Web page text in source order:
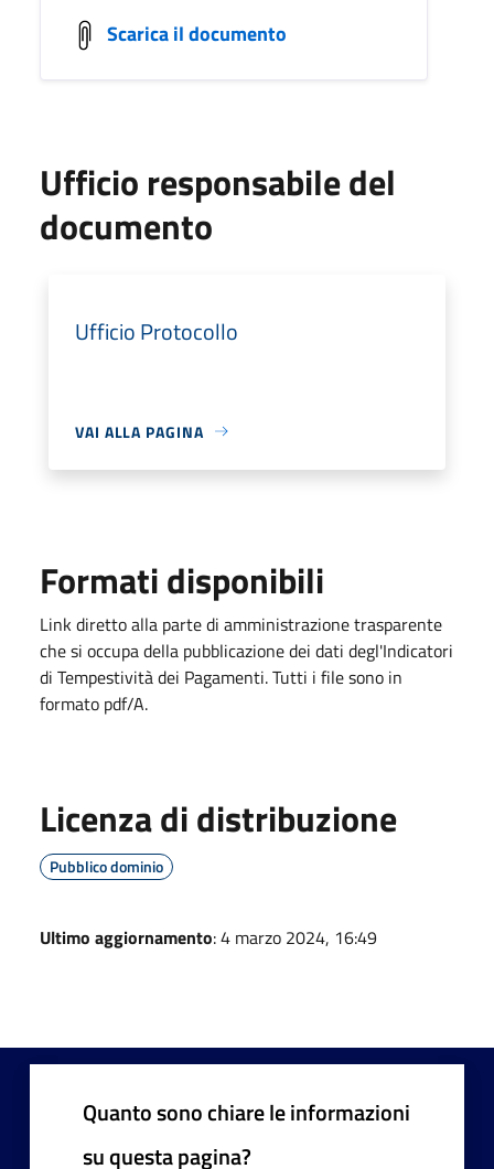
Scarica il documento
Ufficio responsabile del
documento
Ufficio Protocollo
VAI ALLA PAGINA
Formati disponibili
Link diretto alla parte di amministrazione trasparente
che si occupa della pubblicazione dei dati degl'Indicatori
di Tempestività dei Pagamenti. Tutti i file sono in
formato pdf/A.
Licenza di distribuzione
Pubblico dominio
Ultimo aggiornamento: 4 marzo 2024, 16:49
Quanto sono chiare le informazioni
su questa pagina?